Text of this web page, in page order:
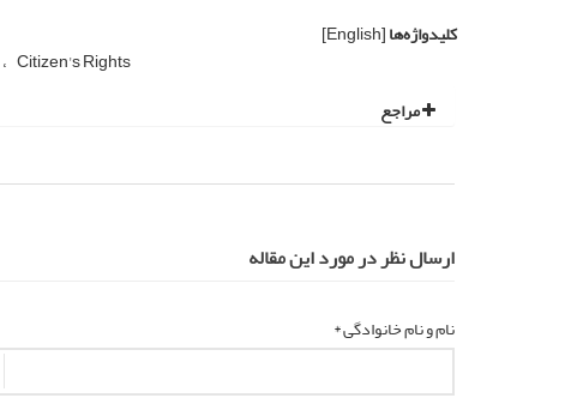
کلیدواژه‌ها[English]
Citizen's Rights
مراجع
ارسال نظر در مورد این مقاله
نام و نام خانوادگی *